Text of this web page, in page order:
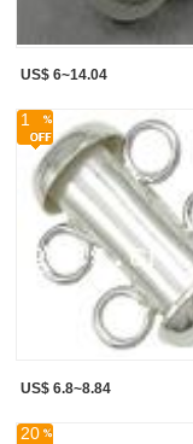
US$ 6~14.04
1
US$ 6.8~8.84
20